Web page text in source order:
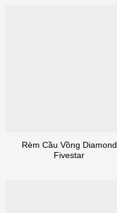
Rèm Cầu Vồng Diamond
Fivestar